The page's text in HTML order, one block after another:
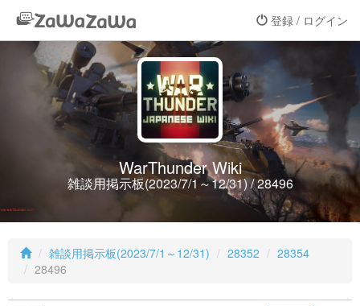
登録 / ログイン
WarThunder Wiki
雑談用掲示板(2023/7/1～12/31) / 28496
雑談用掲示板(2023/7/1～12/31) 28352
28354
28496